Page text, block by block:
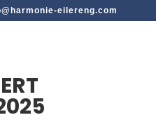
eilereng.com